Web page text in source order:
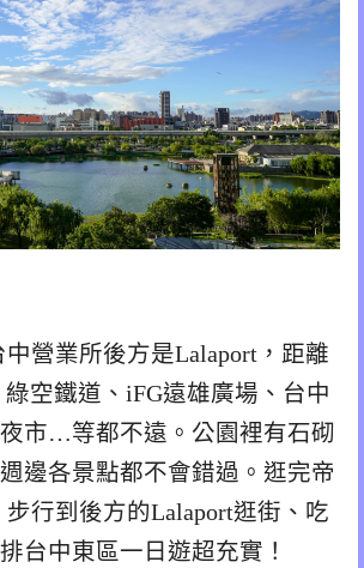
營業所後方是Lalaport，距離
空鐵道、iFG遠雄廣場、台中
市…等都不遠。公園裡有石砌
邊各景點都不會錯過。逛完帝
步行到後方的Lalaport逛街、吃
台中東區一日遊超充實！